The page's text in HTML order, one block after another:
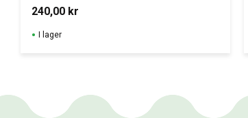
240,00 kr
I lager